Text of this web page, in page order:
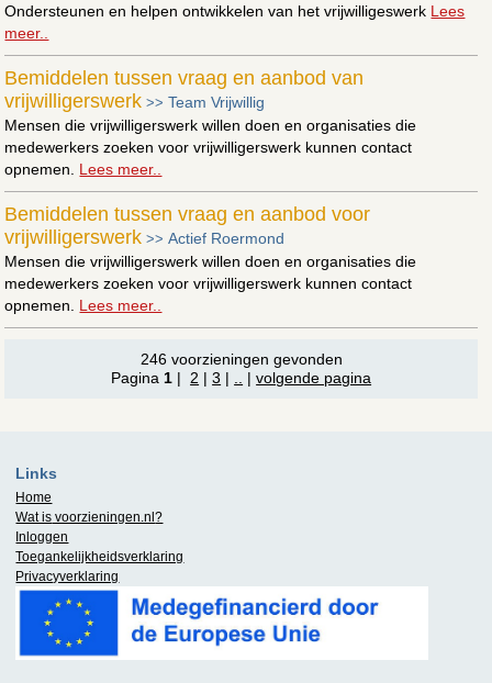
Ondersteunen en helpen ontwikkelen van het vrijwilligeswerk Lees
meer..
Bemiddelen tussen vraag en aanbod van
vrijwilligerswerk >>Team Vrijwillig
Mensen die vrijwilligerswerk willen doen en organisaties die
medewerkers zoeken voor vrijwilligerswerk kunnen contact
opnemen. Lees meer..
Bemiddelen tussen vraag en aanbod voor
vrijwilligerswerk >>Actief Roermond
Mensen die vrijwilligerswerk willen doen en organisaties die
medewerkers zoeken voor vrijwilligerswerk kunnen contact
opnemen. Lees meer..
246 voorzieningen gevonden
Pagina 1 | 2 |3 | |volgende pagina
Links
Home
Wat is voorzieningen.nl?
Inloggen
Toegankelijkheidsverklaring
Privacyverklaring